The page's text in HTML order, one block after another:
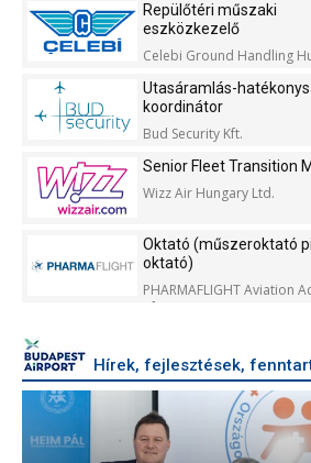
Repülőtéri műszaki
eszközkezelő
Celebi Ground Handling
Utasáramlás-
koordinátor
Bud Security Kft.
Senior Fleet Transition
Wizz Air Hungary Ltd.
Oktató (műszeroktató
oktató)
PHARMAFLIGHT Aviation
Kft.
Hírek, fejlesztések,